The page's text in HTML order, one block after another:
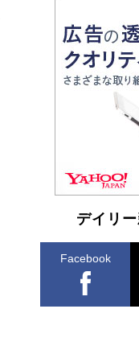
東野圭吾、伊
らも文庫化 映
イン［文庫ベ
皇室はなぜ世
皇陛下はお元
一声になる理由
デイリ
Facebook